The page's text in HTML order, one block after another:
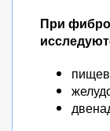
При